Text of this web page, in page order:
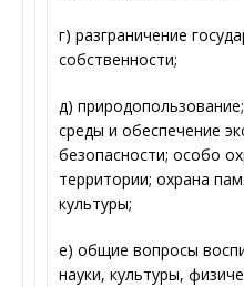
г) разграничение
собственности;
д)
среды и обеспечение
безопасности; особо
территории; охрана
культуры;
е) общие вопросы
науки, культуры,